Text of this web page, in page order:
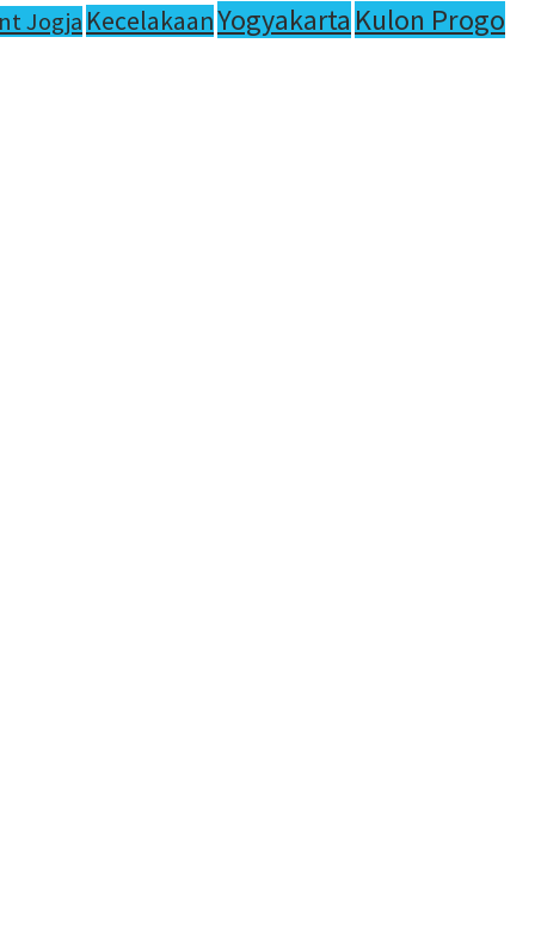
Jogja KecelakaanYogyakarta Kulon Progo